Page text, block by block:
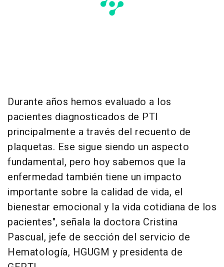
Durante años hemos evaluado a los
pacientes diagnosticados de PTI
principalmente a través del recuento de
plaquetas. Ese sigue siendo un aspecto
fundamental, pero hoy sabemos que la
enfermedad también tiene un impacto
importante sobre la calidad de vida, el
bienestar emocional y la vida cotidiana de los
pacientes", señala la doctora Cristina
Pascual, jefe de sección del servicio de
Hematología, HGUGM y presidenta de